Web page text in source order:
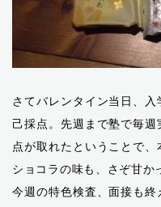
さてバレンタイン当日、
己採点。先週まで塾で毎
点が取れたということで、
ショコラの味も、さぞ甘か
今週の特色検査、面接も